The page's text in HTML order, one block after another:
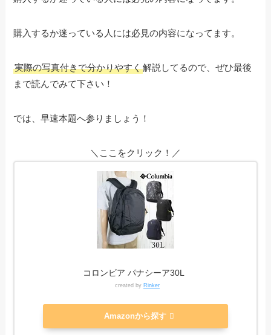
購入するか迷っている人には必見の内容になってます。
実際の写真付きで分かりやすく解説してるので、ぜひ最後
まで読んでみて下さい！
では、早速本題へ参りましょう！
＼ここをクリック！／
コロンビア パナシーア30L
created by Rinker
Amazonから探す